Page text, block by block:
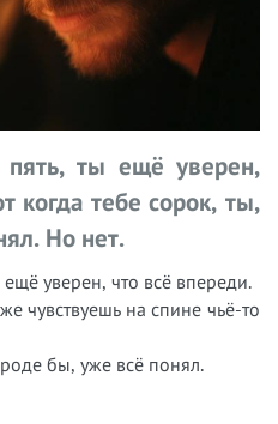
пять, ты ещё уверен,
когда тебе сорок, ты,
Но нет.
ещё уверен, что всё впереди.
чувствуешь на спине чьё-то
бы, уже всё понял.